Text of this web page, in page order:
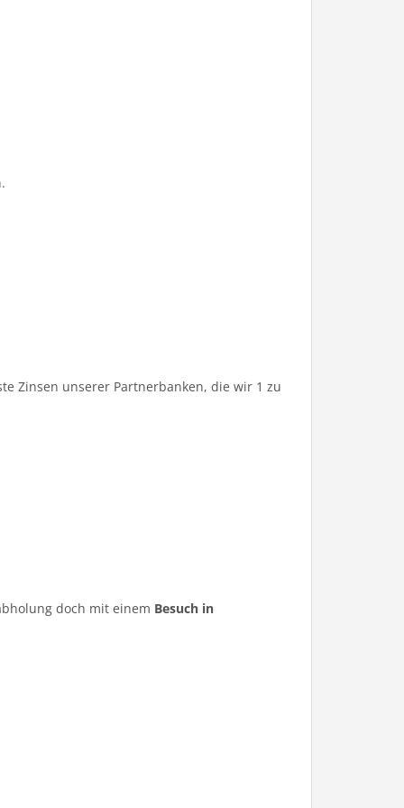
Zinsen unserer Partnerbanken, die wir 1 zu
doch mit einem Besuch in